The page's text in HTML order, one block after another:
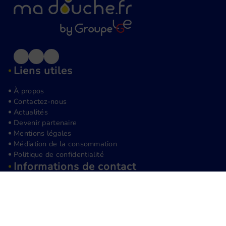
Liens utiles
À propos
Contactez-nous
Actualités
Devenir partenaire
Mentions légales
Médiation de la consommation
Politique de confidentialité
Informations de contact